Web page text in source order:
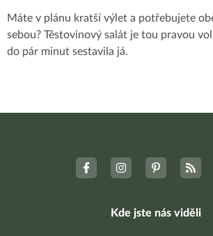
Máte v plánu kratší výlet a potřebujete
sebou? Těstovinový salát je tou pravou
do pár minut sestavila já.
Kde jste nás viděli